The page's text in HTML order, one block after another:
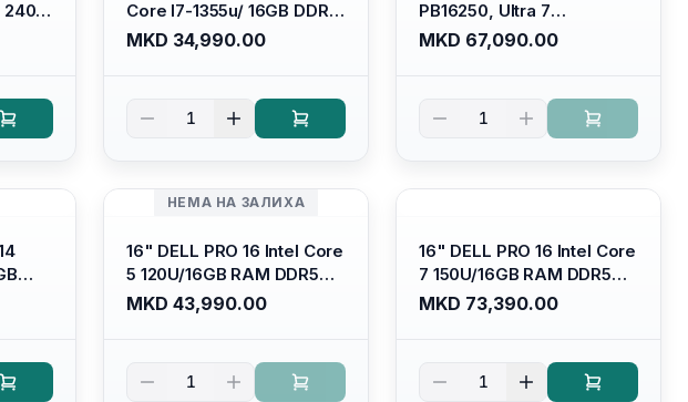
240H
AW
Core I7-1355u/ 16GB DDR4
/ 512GB SSD M.2 2230/
Intel UHD Graphics/ 120Hz
Display/ Backlit Kb/
Platinum Silver/ Ubuntu
MKD 34,990.00
1
PB16250, Ultra 7
265U/16GB RAM (1x 16GB)
5600 Mhz DDR5/ 512GB
/cam+mic,bt/backlit KB
/fingerprint Reader
MKD 67,090.00
1
НЕМА НА ЗАЛИХА
16" DELL PRO 16 Intel Core
5 120U/16GB RAM DDR5
5600mhz/ 512 GB SSD M.2
Nvme/fullhd+ (16:10)
4/RJ45/PC16250
MKD 43,990.00
1
16" DELL PRO 16 Intel Core
7 150U/16GB RAM DDR5
5600mhz/ 512 GB SSD M.2
Nvme (2230)/FULLHD+
4/RJ45/PC16250
MKD 73,390.00
1